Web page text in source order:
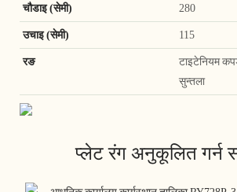
चौडाइ (सेमी) 280
उचाइ (सेमी) 115
रङ
टाइटेनियम
सुन्तला
प्लेट रंग अनुकूलित गर्न